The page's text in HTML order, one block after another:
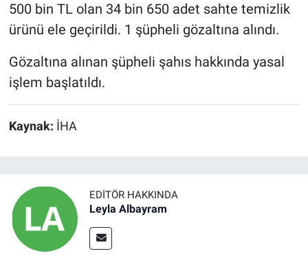
500 bin TL olan 34 bin 650 adet sahte temizlik
ürünü ele geçirildi. 1 şüpheli gözaltına alındı.
Gözaltına alınan şüpheli şahıs hakkında yasal
işlem başlatıldı.
Kaynak: İHA
EDITÖR HAKKINDA
Leyla Albayram